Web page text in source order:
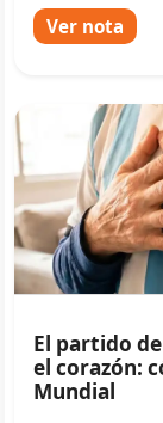
Ver nota
El partido
el corazón:
Mundial